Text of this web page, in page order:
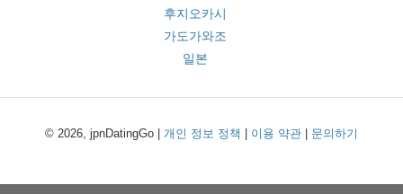
후지오카시
가도가와조
일본
© 2026, jpnDatingGo | 개인 정보 정책 이용 약관 문의하기